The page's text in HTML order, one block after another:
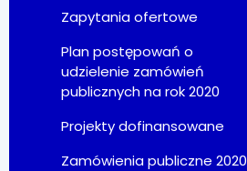
Zapytania ofertowe
Plan postępowań o
udzielenie zamówień
publicznych na rok 2020
Projekty dofinansowane
Zamówienia publiczne 2020